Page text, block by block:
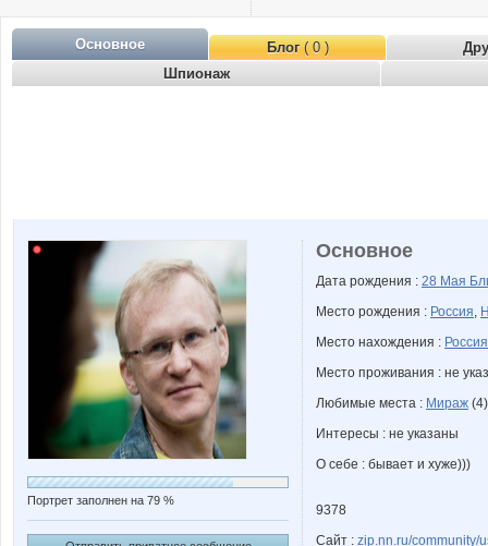
Основное Блог( 0 )
Шпионаж
Портрет заполнен на 79 %
Основное
Дата рождения : 28 Мая
Место рождения : Россия,
Место нахождения : Россия
Место проживания : не
Любимые места : Мираж
Интересы : не указаны
О себе : бывает и хуже)))
9378
Сайт : zip.nn.ru/community/